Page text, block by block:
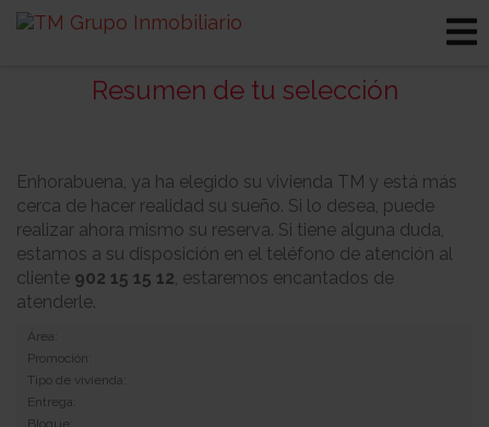
Resumen de tu selección
Enhorabuena, ya ha elegido su vivienda TM y está más
cerca de hacer realidad su sueño. Si lo desea, puede
realizar ahora mismo su reserva. Si tiene alguna duda,
estamos a su disposición en el teléfono de atención al
cliente 902 15 15 12, estaremos encantados de
atenderle.
Área:
Promoción:
Tipo de vivienda:
Entrega:
Bloque: